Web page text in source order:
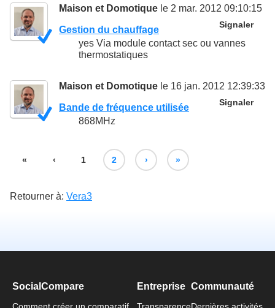
Maison et Domotique le 2 mar. 2012 09:10:15
Signaler
Gestion du chauffage
yes Via module contact sec ou vannes
thermostatiques
Maison et Domotique le 16 jan. 2012 12:39:33
Signaler
Bande de fréquence utilisée
868MHz
« ‹ 1 2 › »
Retourner à: Vera3
SocialCompare
Comment créer un comparatif
Entreprise
Transparence
Communauté
Dernières activités